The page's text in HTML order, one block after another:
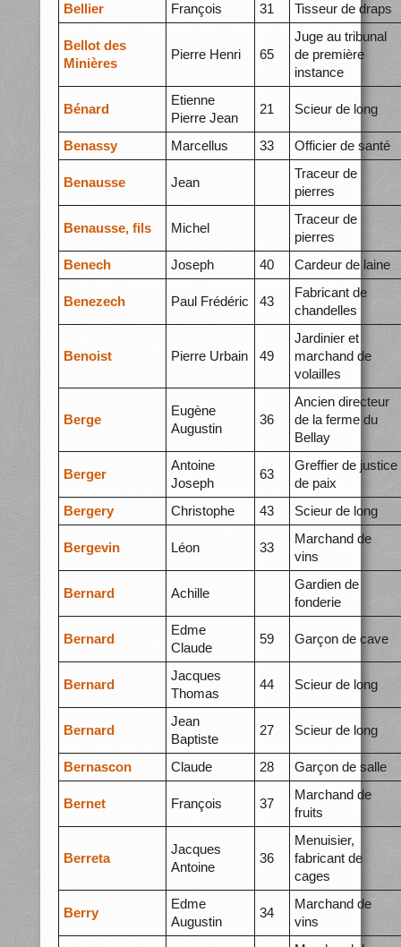
Bellier François 31 Tisseur de draps
Bellot des
Minières
Pierre Henri 65
Juge au tribunal
de première
instance
Bénard
Etienne
Pierre Jean
21 Scieur de long
Benassy Marcellus 33 Officier de santé
Benausse Jean
Traceur de
pierres
Benausse, fils Michel
Traceur de
pierres
Benech
Joseph 40 Cardeur de laine
Benezech Paul Frédéric 43
Fabricant de
chandelles
Benoist Pierre Urbain 49
Jardinier et
marchand de
volailles
Berge
Eugène
Augustin
36
Ancien directeur
de la ferme du
Bellay
Berger
Antoine
Joseph
63
Greffier de justice
de paix
Bergery
Christophe 43 Scieur de long
Bergevin Léon 33
Marchand de
vins
Bernard Achille
Gardien de
fonderie
Bernard
Edme
Claude
59 Garçon de cave
Bernard
Jacques
Thomas
44 Scieur de long
Bernard
Jean
Baptiste
27 Scieur de long
Bernascon Claude 28 Garçon de salle
Bernet François 37
Marchand de
fruits
Berreta
Jacques
Antoine
36
Menuisier,
fabricant de
cages
Berry
Edme
Augustin
34
Marchand de
vins